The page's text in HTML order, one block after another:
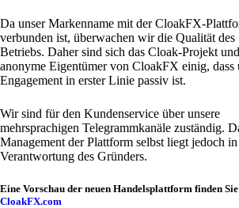
Da unser Markenname mit der CloakFX-
verbunden ist, überwachen wir die Qualität des
Betriebs. Daher sind sich das Cloak-Projekt
anonyme Eigentümer von CloakFX einig, dass
Engagement in erster Linie passiv ist.
Wir sind für den Kundenservice über unsere
mehrsprachigen Telegrammkanäle zuständig.
Management der Plattform selbst liegt jedoch
Verantwortung des Gründers.
Eine Vorschau der neuen Handelsplattform finden
CloakFX.com